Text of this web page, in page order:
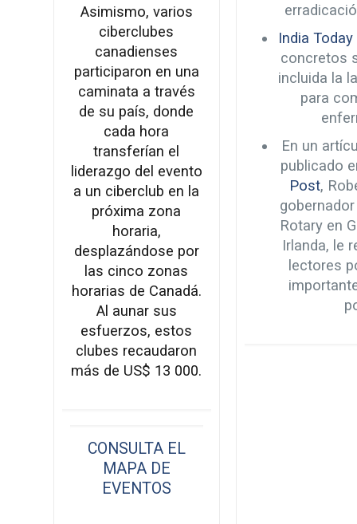
Asimismo, varios
ciberclubes
canadienses
participaron en una
caminata a través
de su país, donde
cada hora
transferían el
liderazgo del evento
a un ciberclub en la
próxima zona
horaria,
desplazándose por
las cinco zonas
horarias de Canadá.
Al aunar sus
esfuerzos, estos
clubes recaudaron
más de US$ 13 000.
CONSULTA EL
MAPA DE
EVENTOS
India Today
concretos
incluida la
para
En un
publicado
Post,
Rotary en
Irlanda, le
lectores